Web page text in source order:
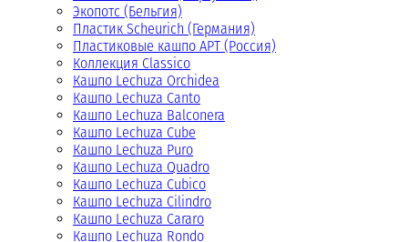
Экопотс (Бельгия)
Пластик Scheurich (Германия)
Пластиковые кашпо АРТ (Россия)
Коллекция Classico
Кашпо Lechuza Orchidea
Кашпо Lechuza Canto
Кашпо Lechuza Balconera
Кашпо Lechuza Cube
Кашпо Lechuza Puro
Кашпо Lechuza Quadro
Кашпо Lechuza Cubico
Кашпо Lechuza Cilindro
Кашпо Lechuza Cararo
Кашпо Lechuza Rondo